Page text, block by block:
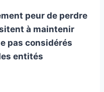
peur de perdre
à maintenir
pas considérés
entités